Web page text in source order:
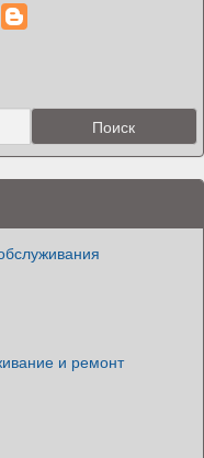
и ремонт